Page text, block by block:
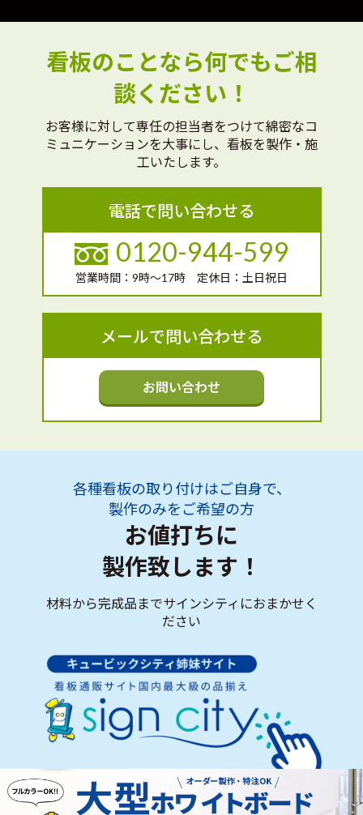
看板のことなら何でもご相
談ください！
お客様に対して専任の担当者をつけて綿密なコ
ミュニケーションを大事にし、看板を製作・施
工いたします。
電話で問い合わせる
0120-944-599
営業時間：9時～17時 定休日：土日祝日
メールで問い合わせる
お問い合わせ
各種看板の取り付けはご自身で、
製作のみをご希望の方
お値打ちに
製作致します！
材料から完成品までサインシティにおまかせく
ださい